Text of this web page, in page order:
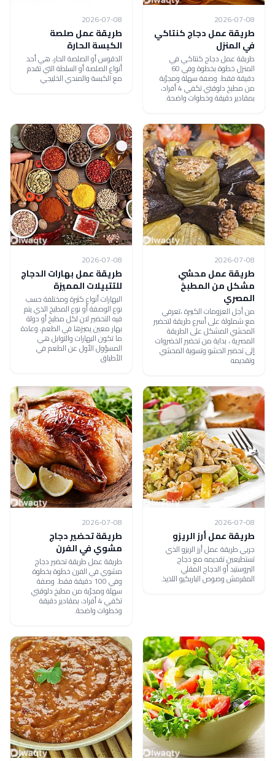
2026-07-08
طريقة عمل دجاج كنتاكي
في المنزل
طريقة عمل دجاج كنتاكي في
المنزل خطوة بخطوة وفي 60
دقيقة فقط. وصفة سهلة ومجرّبة
من مطبخ دلوقتي تكفي 4 أفراد،
بمقادير دقيقة وخطوات واضحة.
2026-07-08
طريقة عمل صلصة
الكبسة الحارة
الدقوس أو الصلصة الحار، هي أحد
أنواع الصلصة أو السلطة التي تقدم
مع الكبسة والمندي الخليجي
2026-07-08
طريقة عمل محشي
مشكل من المطبخ
المصري
من أجل العزومات الكبيرة ،تعرفي
مع شملولة على أسرع طريقة لتحضير
المحشي المشكل على الطريقة
المصرية ، بداية من تحضير الخضروات
إلى تحضير الحشو وتسوية المحشي
وتقديمه
2026-07-08
طريقة عمل بهارات الدجاج
للتتبيلات المميزة
البهارات أنواع كثيرة ومختلفة حسب
نوع الوصفة أو نوع المطبخ الذي يتم
فيه التحضير لان لكل مطبخ أو دولة
بهار معين يميزها في الطعم، وعادة
ما تكون البهارات والتوابل هي
المسؤول الأول عن الطعم في
الأطباق
2026-07-08
طريقة عمل أرز الريزو
جربي طريقة عمل أرز الريزو الذي
تستطيعين تقديمه مع دجاج
البروستيد أو الدجاج المقلي
المقرمش وصوص الباربكيو اللذيذ.
2026-07-08
طريقة تحضير دجاج
مشوي في الفرن
طريقة عمل طريقة تحضير دجاج
مشوي في الفرن خطوة بخطوة
وفي 100 دقيقة فقط. وصفة
سهلة ومجرّبة من مطبخ دلوقتي
تكفي 4 أفراد، بمقادير دقيقة
وخطوات واضحة.